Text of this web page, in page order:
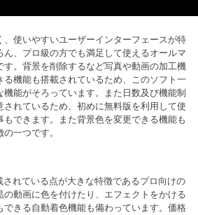
、使いやすいユーザーインターフェースが特
、プロ級の方でも満足して使えるオールマ
す。背景を削除するなど写真や動画の加工機
機能も搭載されているため、このソフト一
能がそろっています。また日数及び機能制
されているため、初めに無料版を利用して使
もできます。また背景色を変更できる機能も
一つです。
されている点が大きな特徴であるプロ向けの
動画に色を付けたり、エフェクトをかける
できる自動着色機能も備わっています。価格